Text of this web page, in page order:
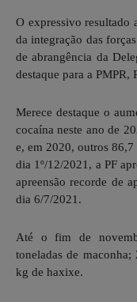
O expressivo resultado
da integração das
de abrangência da
destaque para a PMPR,
Merece destaque o
cocaína neste ano de
e, em 2020, outros 86,7
dia 1º/12/2021, a PF
apreensão recorde de
dia 6/7/2021.
Até o fim de
toneladas de
kg de haxixe.